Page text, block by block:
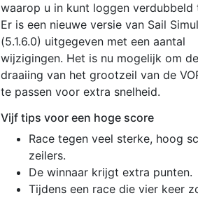
waarop u in kunt loggen verdubbeld
Er is een nieuwe versie van Sail
(5.1.6.0) uitgegeven met een aantal
wijzigingen. Het is nu mogelijk om de
draaiing van het grootzeil van de
te passen voor extra snelheid.
Vijf tips voor een hoge score
Race tegen veel sterke, hoog
zeilers.
De winnaar krijgt extra punten.
Tijdens een race die vier keer